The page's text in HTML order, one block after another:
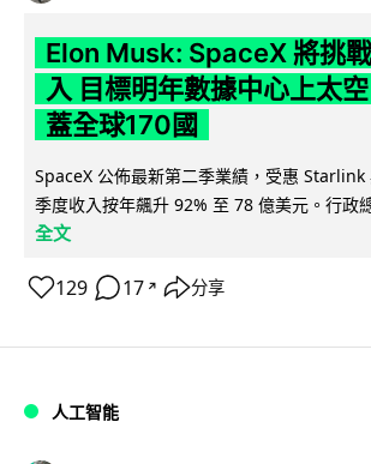
Elon Musk: SpaceX 將挑
入 目標明年數據中心上太
蓋全球170國
SpaceX 公佈最新第二季業績，受惠 Starlink
季度收入按年飆升 92% 至 78 億美元。行政
全文
129 17 ↗ 分享
人工智能